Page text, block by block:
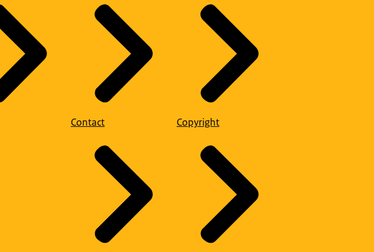
Contact Copyright